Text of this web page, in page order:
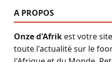
A PROPOS
Onze d'Afrikest votre
toute l'actualité sur le